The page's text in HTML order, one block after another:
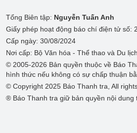
Tổng Biên tập: Nguyễn Tuấn Anh
Giấy phép hoạt động báo chí điện tử số:
Cấp ngày: 30/08/2024
Nơi cấp: Bộ Văn hóa - Thể thao và Du lịch
© 2005-2026 Bản quyền thuộc về Báo
hình thức nếu không có sự chấp thuận
© Copyright 2025 Báo Thanh tra, All
® Báo Thanh tra giữ bản quyền nội dung